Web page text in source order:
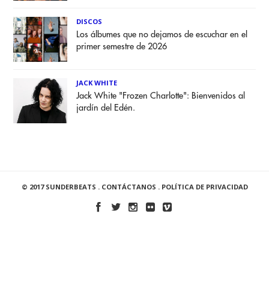
DISCOS
Los álbumes que no dejamos de escuchar en el
primer semestre de 2026
JACK WHITE
Jack White "Frozen Charlotte": Bienvenidos al
jardín del Edén.
© 2017 SUNDERBEATS . CONTÁCTANOS . POLÍTICA DE PRIVACIDAD